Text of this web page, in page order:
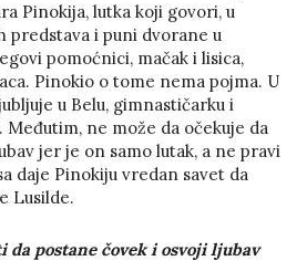
Pinokija, lutka koji govori, u
predstava i puni dvorane u
pomoćnici, mačak i lisica,
Pinokio o tome nema pojma. U
u Belu, gimnastičarku i
Međutim, ne može da očekuje da
jer je on samo lutak, a ne pravi
daje Pinokiju vredan savet da
Lusilde.
da postane čovek i osvoji ljubav